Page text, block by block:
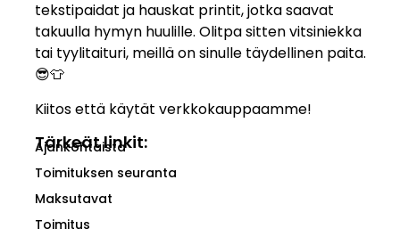
tekstipaidat ja hauskat printit, jotka saavat
takuulla hymyn huulille. Olitpa sitten vitsiniekka
tai tyylitaituri, meillä on sinulle täydellinen paita.
😎👕
Kiitos että käytät verkkokauppaamme!
Tärkeät linkit:
Ajankohtaista
Toimituksen seuranta
Maksutavat
Toimitus